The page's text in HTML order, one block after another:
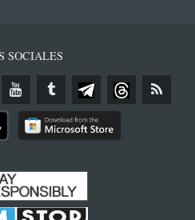
SOCIALES